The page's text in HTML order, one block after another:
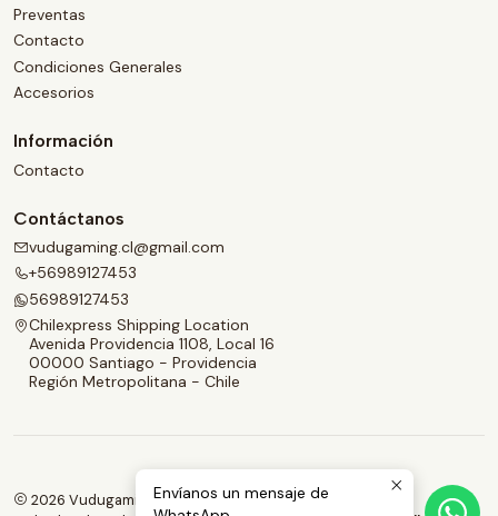
Preventas
Contacto
Condiciones Generales
Accesorios
Información
Contacto
Contáctanos
vudugaming.cl@gmail.com
+56989127453
56989127453
Chilexpress Shipping Location
Avenida Providencia 1108, Local 16
00000 Santiago - Providencia
Región Metropolitana - Chile
2026 Vudugaming.Envíanos un mensaje de